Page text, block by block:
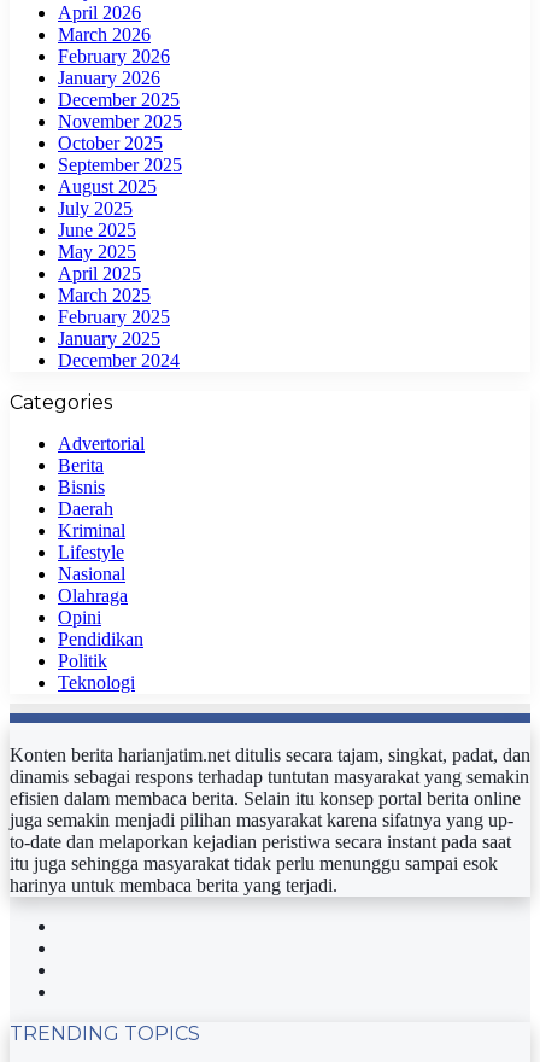
April 2026
March 2026
February 2026
January 2026
December 2025
November 2025
October 2025
September 2025
August 2025
July 2025
June 2025
May 2025
April 2025
March 2025
February 2025
January 2025
December 2024
Categories
Advertorial
Berita
Bisnis
Daerah
Kriminal
Lifestyle
Nasional
Olahraga
Opini
Pendidikan
Politik
Teknologi
Konten berita harianjatim.net ditulis secara tajam, singkat, padat, dan
dinamis sebagai respons terhadap tuntutan masyarakat yang semakin
efisien dalam membaca berita. Selain itu konsep portal berita online
juga semakin menjadi pilihan masyarakat karena sifatnya yang up-
to-date dan melaporkan kejadian peristiwa secara instant pada saat
itu juga sehingga masyarakat tidak perlu menunggu sampai esok
harinya untuk membaca berita yang terjadi.
TRENDING TOPICS